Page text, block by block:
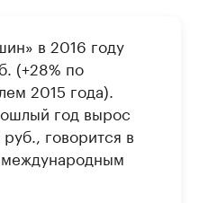
в 2016 году
(+28% по
2015 года).
год вырос
говорится в